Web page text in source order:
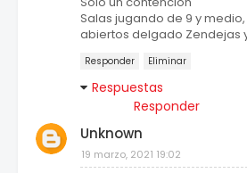
Salas jugando de 9 y
abiertos delgado Zendejas
Responder Eliminar
Respuestas
Responder
Unknown
19 marzo, 2021 19:02